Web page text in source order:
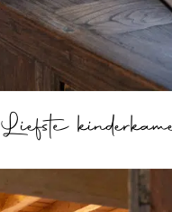
Liefste